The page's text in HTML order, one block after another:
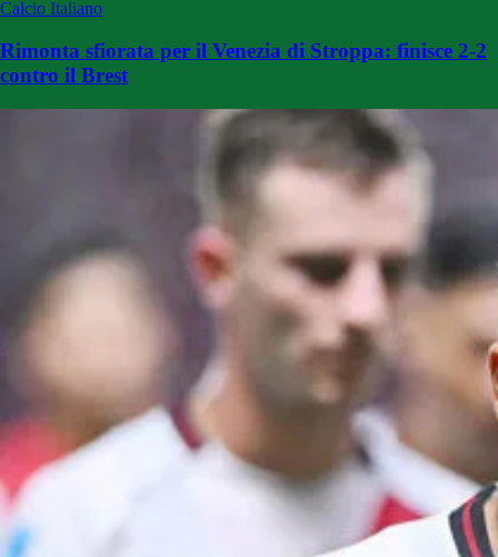
Calcio Italiano
Rimonta sfiorata per il Venezia di Stroppa: finisce 2-2
contro il Brest